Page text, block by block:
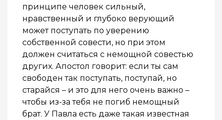
принципе человек сильный,
нравственный и глубоко верующий
может поступать по уверению
собственной совести, но при этом
должен считаться с немощной совестью
других. Апостол говорит: если ты сам
свободен так поступать, поступай, но
старайся – и это для него очень важно –
чтобы из-за тебя не погиб немощный
брат. У Павла есть даже такая известная